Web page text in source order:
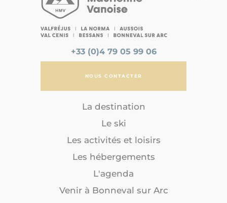
+33 (0)4 79 05 99 06
NOUS CONTACTER
La destination
Le ski
Les activités et loisirs
Les hébergements
L'agenda
Venir à Bonneval sur Arc